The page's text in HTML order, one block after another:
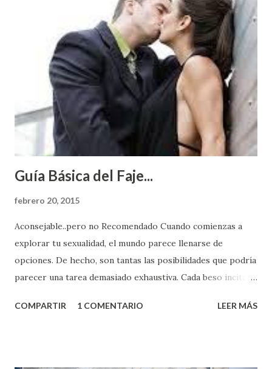
Guía Básica del Faje...
febrero 20, 2015
Aconsejable..pero no Recomendado Cuando comienzas a
explorar tu sexualidad, el mundo parece llenarse de
opciones. De hecho, son tantas las posibilidades que podría
parecer una tarea demasiado exhaustiva. Cada beso incita
partes de ti que jamás hubieras imaginado. El problema es
COMPARTIR 1 COMENTARIO LEER MÁS